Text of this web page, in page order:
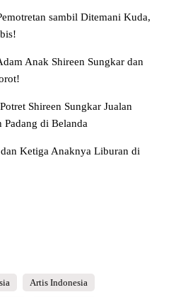
sambil Ditemani Kuda,
Anak Shireen Sungkar dan
Shireen Sungkar Jualan
Padang di Belanda
Ketiga Anaknya Liburan di
Artis Indonesia